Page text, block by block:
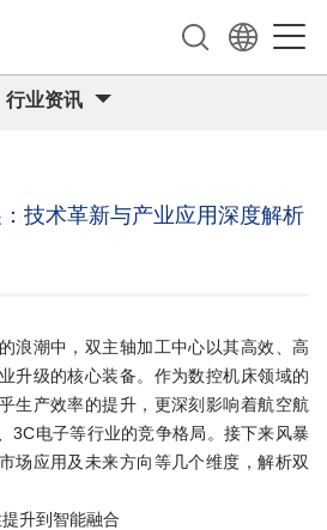
行业资讯
技术革新与产业应用深度解析
潮中，双主轴加工中心以其高效、高
升级的核心装备。作为数控机床领域的
生产效率的提升，更深刻影响着航空航
3C电子等行业的竞争格局。接下来风暴
场应用及未来方向等几个维度，解析双
升到智能融合